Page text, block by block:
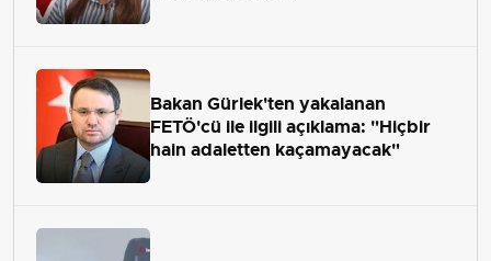
Bakan Gürlek'ten yakalanan
FETÖ'cü ile ilgili açıklama: "Hiçbir
hain adaletten kaçamayacak"